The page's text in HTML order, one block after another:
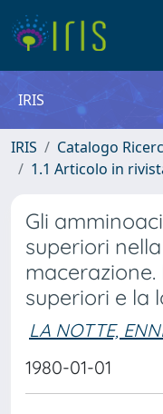
IRIS
IRIS Catalogo
1.1 Articolo in
Gli
superiori
macerazione.
superiori e la
LA NOTTE,
1980-01-01